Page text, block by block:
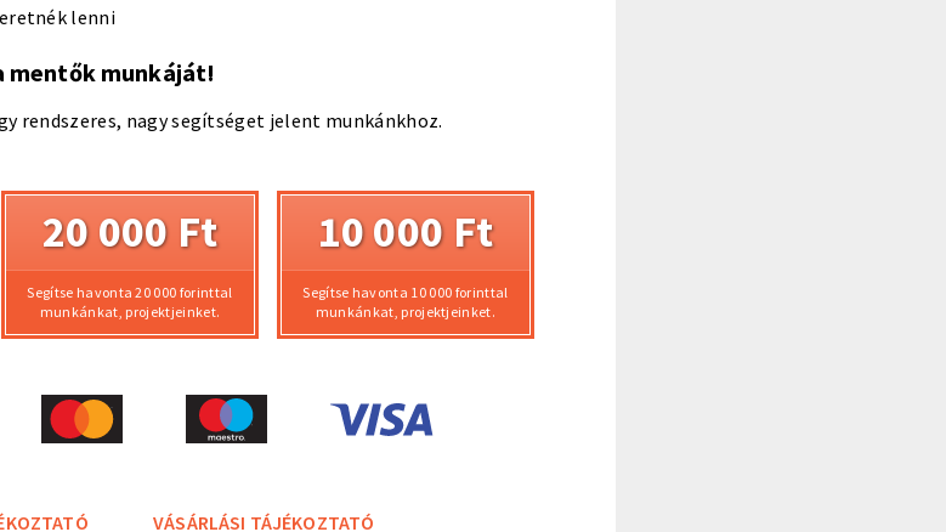
lenni
mentők munkáját!
rendszeres, nagy segítséget jelent munkánkhoz.
20 000 Ft
Segítse havonta 20 000 forinttal
munkánkat, projektjeinket.
10 000 Ft
Segítse havonta 10 000 forinttal
munkánkat, projektjeinket.
VÁSÁRLÁSI TÁJÉKOZTATÓ